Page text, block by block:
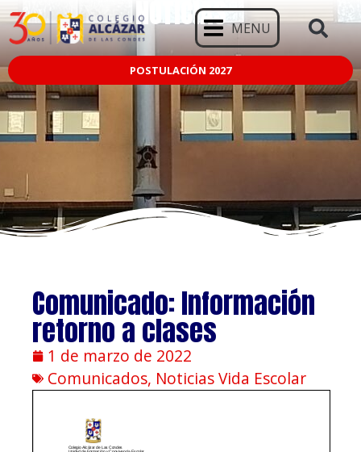
MENU
POSTULACIÓN 2027
NOTICIAS
Comunicado: Información
retorno a clases
1 de marzo de 2022
Comunicados, Noticias Vida Escolar